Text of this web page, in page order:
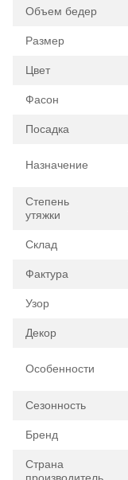
Объем бедер
Размер
Цвет
Фасон
Посадка
Назначение
Степень
утяжки
Склад
Фактура
Узор
Декор
Особенности
Сезонность
Бренд
Страна
производитель